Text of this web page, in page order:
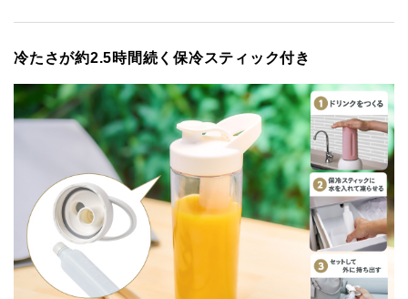
冷たさが約2.5時間続く保冷スティック付き